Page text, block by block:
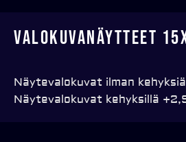
Valokuvanäytteet
Näytevalokuvat ilman
Näytevalokuvat kehyksillä